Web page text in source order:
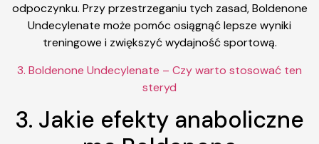
odpoczynku. Przy przestrzeganiu tych zasad, Boldenone
Undecylenate może pomóc osiągnąć lepsze wyniki
treningowe i zwiększyć wydajność sportową.
3. Boldenone Undecylenate – Czy warto stosować ten
steryd
3. Jakie efekty anaboliczne